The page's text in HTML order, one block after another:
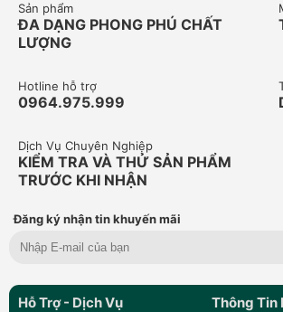
Sản phẩm
ĐA DẠNG PHONG PHÚ CHẤT
LƯỢNG
Hotline hỗ trợ
0964.975.999
Dịch Vụ Chuyên Nghiệp
KIỂM TRA VÀ THỬ SẢN PHẨM
TRƯỚC KHI NHẬN
Đăng ký nhận tin khuyến mãi
Hỗ Trợ - Dịch Vụ Thông Tin